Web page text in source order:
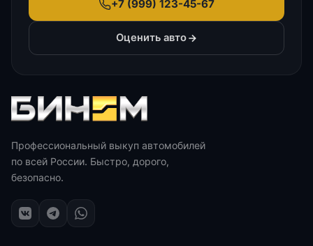
+7 (999) 123-45-67
Оценить авто
Профессиональный выкуп автомобилей
по всей России. Быстро, дорого,
безопасно.